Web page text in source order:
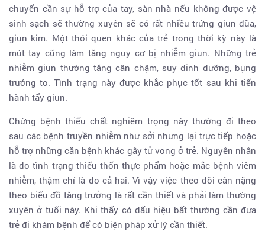
chuyển cần sự hỗ trợ của tay, sàn nhà nếu không được vệ
sinh sạch sẽ thường xuyên sẽ có rất nhiều trứng giun đũa,
giun kim. Một thói quen khác của trẻ trong thời kỳ này là
mút tay cũng làm tăng nguy cơ bị nhiễm giun. Những trẻ
nhiễm giun thường tăng cân chậm, suy dinh dưỡng, bụng
trướng to. Tình trạng này được khắc phục tốt sau khi tiến
hành tẩy giun.
Chứng bệnh thiếu chất nghiêm trọng này thường đi theo
sau các bệnh truyền nhiễm như sởi nhưng lại trực tiếp hoặc
hỗ trợ những căn bệnh khác gây tử vong ở trẻ. Nguyên nhân
là do tình trạng thiếu thốn thực phẩm hoặc mắc bệnh viêm
nhiễm, thậm chí là do cả hai. Vì vậy việc theo dõi cân nặng
theo biểu đồ tăng trưởng là rất cần thiết và phải làm thường
xuyên ở tuổi này. Khi thấy có dấu hiệu bất thường cần đưa
trẻ đi khám bệnh để có biện pháp xử lý cần thiết.